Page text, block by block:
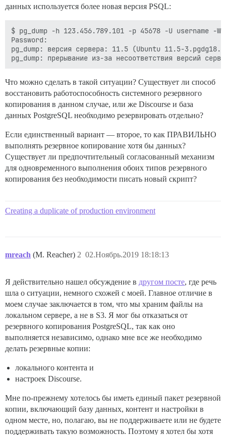
данных используется более новая версия PSQL:
$ pg_dump -h 123.456.789.101 -p 45678 -U username -
Password:
pg_dump: версия сервера: 11.5 (Ubuntu 11.5-
Что можно сделать в такой ситуации? Существует ли способ
восстановить работоспособность системного резервного
копирования в данном случае, или же Discourse и база
данных PostgreSQL необходимо резервировать отдельно?
Если единственный вариант — второе, то как ПРАВИЛЬНО
выполнять резервное копирование хотя бы данных?
Существует ли предпочтительный согласованный механизм
для одновременного выполнения обоих типов резервного
копирования без необходимости писать новый скрипт?
Creating a duplicate of production environment
mreach (M. Reacher) 02.Ноябрь.2019 18:18:13
2
Я действительно нашел обсуждение в другом посте, где речь
шла о ситуации, немного схожей с моей. Главное отличие в
моем случае заключается в том, что мы храним файлы на
локальном сервере, а не в S3. Я мог бы отказаться от
резервного копирования PostgreSQL, так как оно
выполняется независимо, однако мне все же необходимо
делать резервные копии:
локального контента и
настроек Discourse.
Мне по-прежнему хотелось бы иметь единый пакет резервной
копии, включающий базу данных, контент и настройки в
одном месте, но, полагаю, вы не поддерживаете или не будете
поддерживать такую возможность. Поэтому я хотел бы хотя